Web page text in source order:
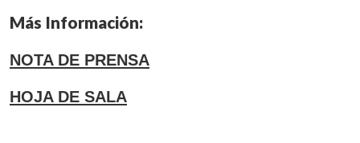
Más Información:
NOTA DE PRENSA
HOJA DE SALA